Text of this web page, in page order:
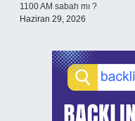
1100 AM sabah mı ?
Haziran 29, 2026